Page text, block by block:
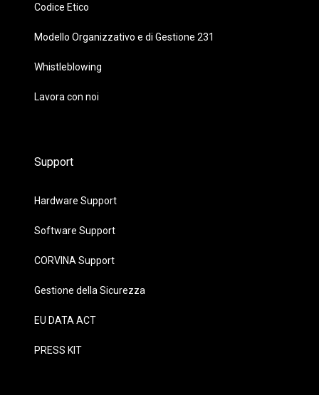
Codice Etico
Modello Organizzativo e di Gestione 231
Whistleblowing
Lavora con noi
Support
Hardware Support
Software Support
CORVINA Support
Gestione della Sicurezza
EU DATA ACT
PRESS KIT